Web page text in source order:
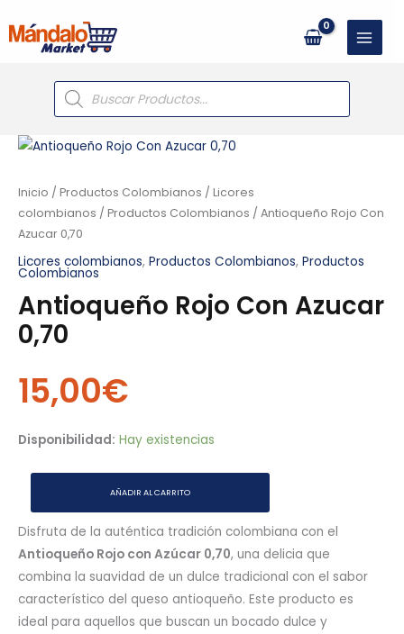
contenido
Búsqueda
de
productos
Inicio / Productos Colombianos / Licores
colombianos / Productos Colombianos / Antioqueño Rojo Con
Azucar 0,70
Licores colombianos, Productos Colombianos, Productos
Colombianos
Antioqueño Rojo Con Azucar
0,70
15,00€
Disponibilidad: Hay existencias
Antioqueño
Con
Azucar
0,70
cantidad
AÑADIR AL CARRITO
Disfruta de la auténtica tradición colombiana con el
Antioqueño Rojo con Azúcar 0,70, una delicia que
combina la suavidad de un dulce tradicional con el sabor
característico del queso antioqueño. Este producto es
ideal para aquellos que buscan un bocado dulce y